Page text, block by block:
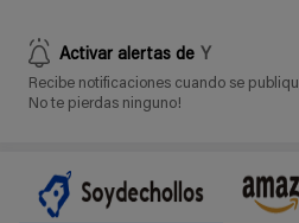
Activar alertas de Y
Recibe notificaciones cuando se
No te pierdas ninguno!